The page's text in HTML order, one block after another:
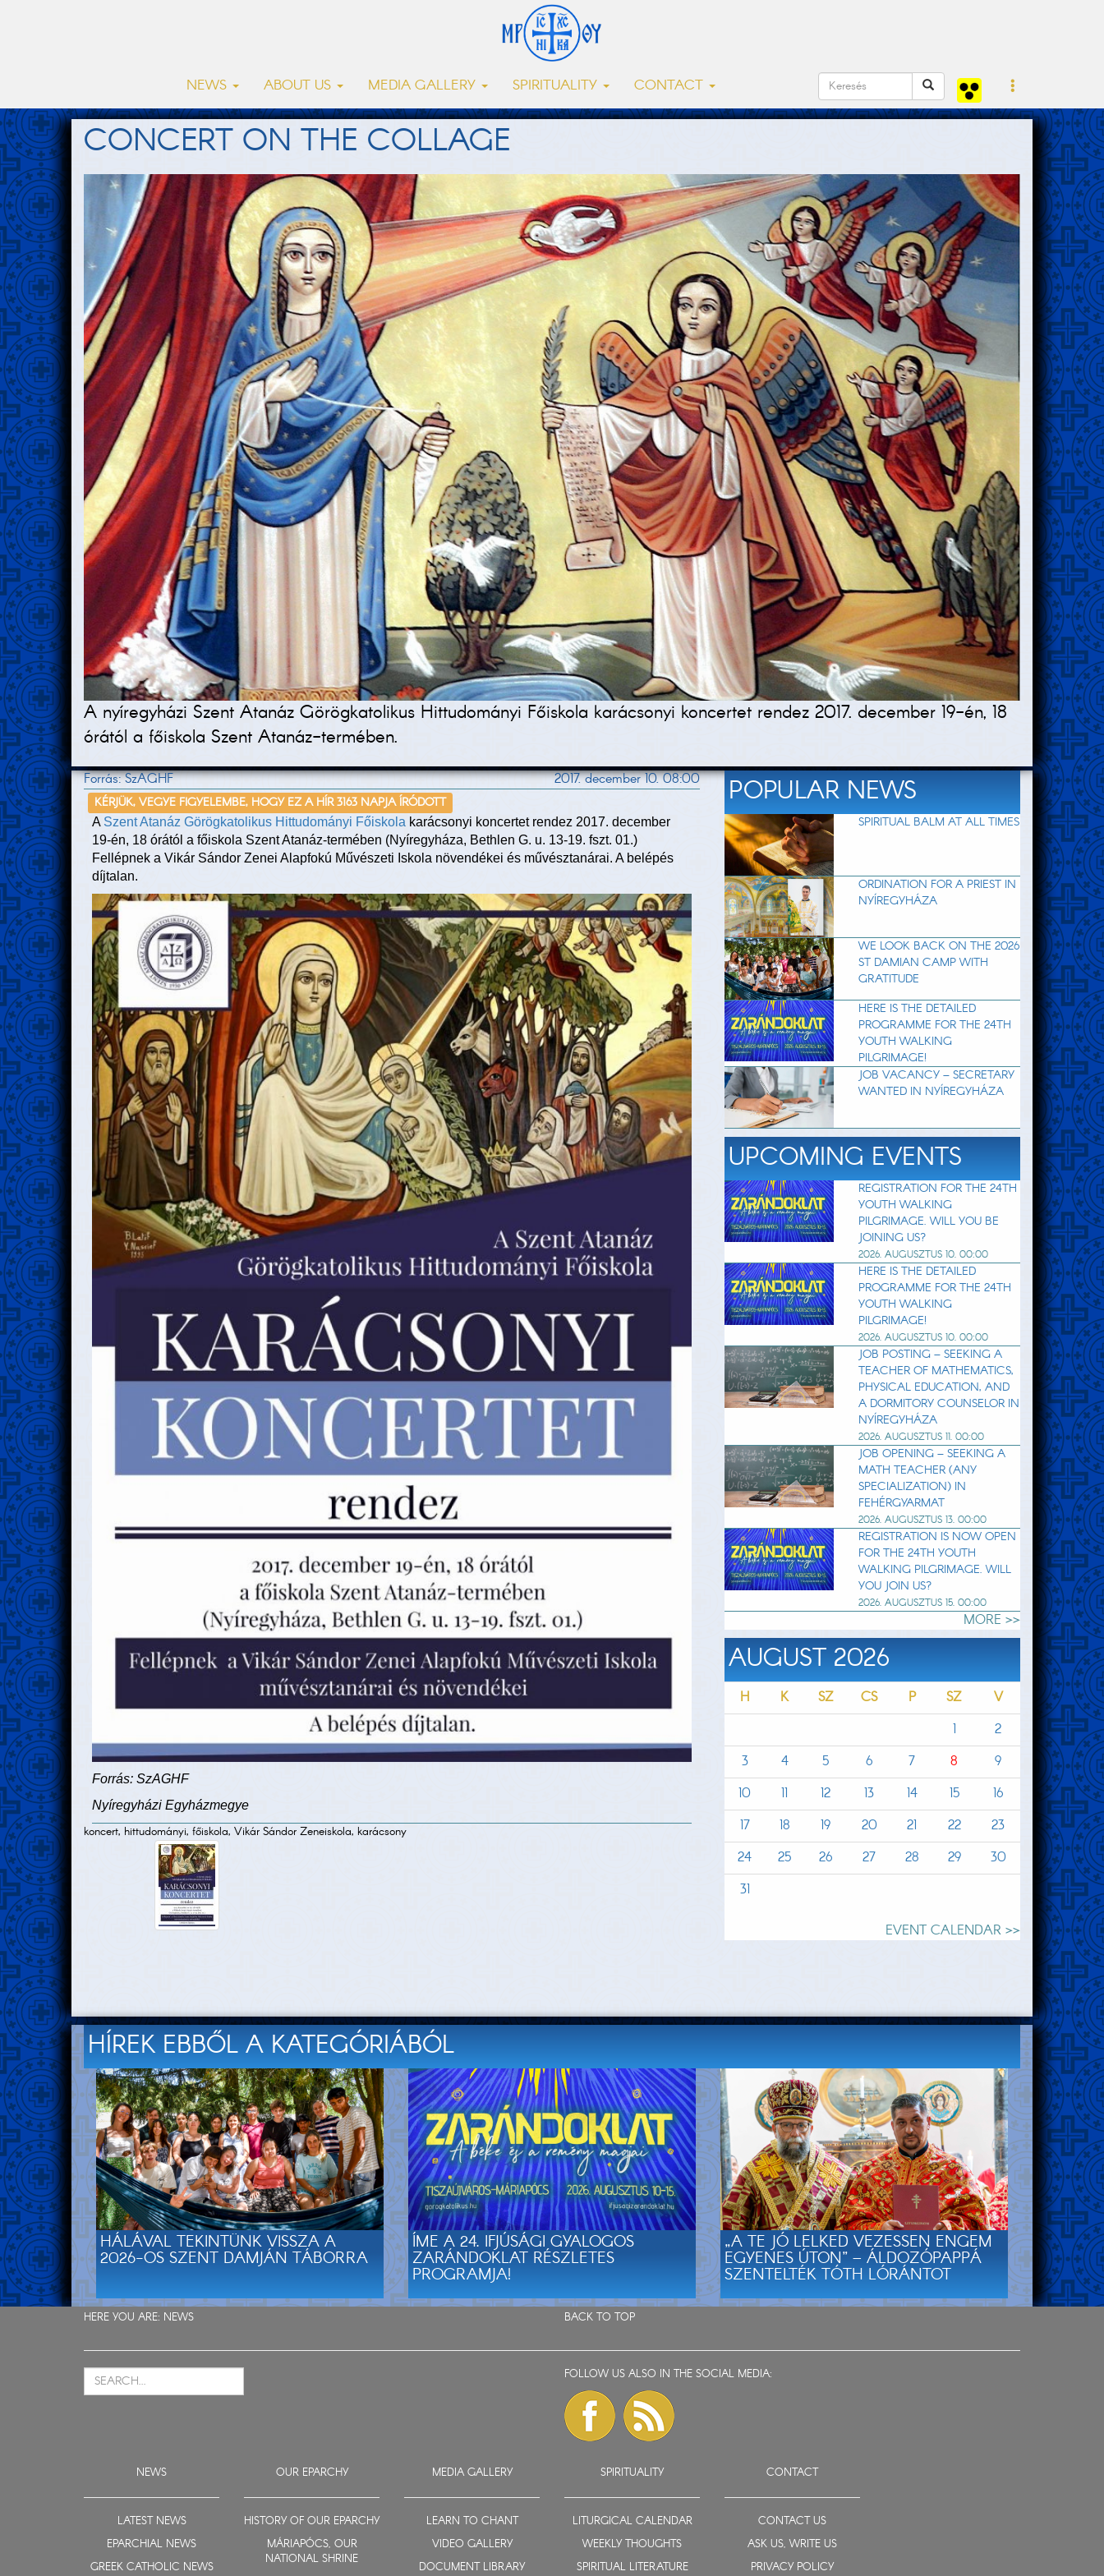
NEWS ABOUT US MEDIA GALLERY SPIRITUALITY CONTACT
CONCERT ON THE COLLAGE
A nyíregyházi Szent Atanáz Görögkatolikus Hittudományi Főiskola karácsonyi koncertet rendez 2017. december 19-én, 18
órától a főiskola Szent Atanáz-termében.
Forrás: SzAGHF 2017. december 10. 08:00
KÉRJÜK, VEGYE FIGYELEMBE, HOGY EZ A HÍR 3163 NAPJA ÍRÓDOTT
A Szent Atanáz Görögkatolikus Hittudományi Főiskola karácsonyi koncertet rendez 2017. december
19-én, 18 órától a főiskola Szent Atanáz-termében (Nyíregyháza, Bethlen G. u. 13-19. fszt. 01.)
Fellépnek a Vikár Sándor Zenei Alapfokú Művészeti Iskola növendékei és művésztanárai. A belépés
díjtalan.
Forrás: SzAGHF
Nyíregyházi Egyházmegye
koncert, hittudományi, főiskola, Vikár Sándor Zeneiskola, karácsony
POPULAR NEWS
SPIRITUAL BALM AT ALL TIMES
ORDINATION FOR A PRIEST IN
NYÍREGYHÁZA
WE LOOK BACK ON THE 2026
ST DAMIAN CAMP WITH
GRATITUDE
HERE IS THE DETAILED
PROGRAMME FOR THE 24TH
YOUTH WALKING
PILGRIMAGE!
JOB VACANCY – SECRETARY
WANTED IN NYÍREGYHÁZA
UPCOMING EVENTS
REGISTRATION FOR THE 24TH
YOUTH WALKING
PILGRIMAGE. WILL YOU BE
JOINING US?
2026. AUGUSZTUS 10. 00:00
HERE IS THE DETAILED
PROGRAMME FOR THE 24TH
YOUTH WALKING
PILGRIMAGE!
2026. AUGUSZTUS 10. 00:00
JOB POSTING – SEEKING A
TEACHER OF MATHEMATICS,
PHYSICAL EDUCATION, AND
A DORMITORY COUNSELOR IN
NYÍREGYHÁZA
2026. AUGUSZTUS 11. 00:00
JOB OPENING – SEEKING A
MATH TEACHER (ANY
SPECIALIZATION) IN
FEHÉRGYARMAT
2026. AUGUSZTUS 13. 00:00
REGISTRATION IS NOW OPEN
FOR THE 24TH YOUTH
WALKING PILGRIMAGE. WILL
YOU JOIN US?
2026. AUGUSZTUS 15. 00:00
MORE >>
AUGUST 2026
H K SZ CS P SZ
V
1
2
3
4 5 6 7 8
9
10
11 12 13 14 15
16
17
18 19 20 21 22
23
24
25 26 27 28 29
30
31
EVENT CALENDAR >>
HÍREK EBBŐL A KATEGÓRIÁBÓL
HÁLÁVAL TEKINTÜNK VISSZA A
2026-OS SZENT DAMJÁN TÁBORRA
ÍME A 24. IFJÚSÁGI GYALOGOS
ZARÁNDOKLAT RÉSZLETES
PROGRAMJA!
„A TE JÓ LELKED VEZESSEN ENGEM
EGYENES ÚTON” – ÁLDOZÓPAPPÁ
SZENTELTÉK TÓTH LÓRÁNTOT
HERE YOU ARE: NEWS BACK TO TOP
FOLLOW US ALSO IN THE SOCIAL MEDIA:
NEWS
LATEST NEWS
EPARCHIAL NEWS
GREEK CATHOLIC NEWS
OUR EPARCHY
HISTORY OF OUR EPARCHY
MÁRIAPÓCS, OUR
NATIONAL SHRINE
MEDIA GALLERY
LEARN TO CHANT
VIDEO GALLERY
DOCUMENT LIBRARY
SPIRITUALITY
LITURGICAL CALENDAR
WEEKLY THOUGHTS
SPIRITUAL LITERATURE
CONTACT
CONTACT US
ASK US, WRITE US
PRIVACY POLICY